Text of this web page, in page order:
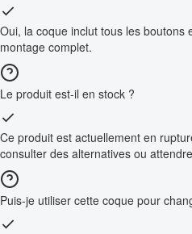
Oui, la coque inclut tous les boutons
montage complet.
Le produit est-il en stock ?
Ce produit est actuellement en
consulter des alternatives ou
Puis-je utiliser cette coque pour